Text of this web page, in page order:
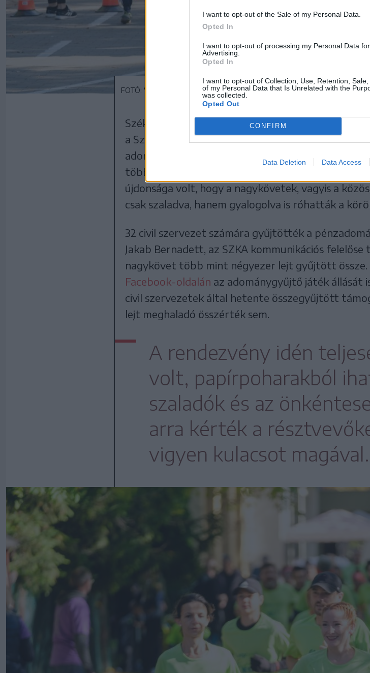
I want to opt-out of the Sale of my Personal Data.
Opted In
I want to opt-out of processing my Personal Data
Advertising.
Opted In
I want to opt-out of Collection, Use, Retention,
of my Personal Data that Is Unrelated with the
was collected.
Opted Out
CONFIRM
Data Deletion Data Access
FOTÓ: VERES NÁNDOR
Székelyudvarhelyen 373-an, külföldön, illetve
a Székelyudvarhelyi Közösségi Alapítvány (SZKA)
adománygyűjtő programjában. A városi strandnál
többször megtegyék a parkon keresztülvezető
újdonsága volt, hogy a nagykövetek, vagyis a
csak szaladva, hanem gyalogolva is róhatták a
32 civil szervezet számára gyűjtötték a
Jakab Bernadett, az SZKA kommunikációs
nagykövet több mint négyezer lejt gyűjtött
Facebook-oldalán az adománygyűjtő játék
civil szervezetek által hetente összegyűjtött
lejt meghaladó összérték sem.
A rendezvény idén
volt, papírpoharakból
szaladók és az
arra kérték a
vigyen kulacsot magával.